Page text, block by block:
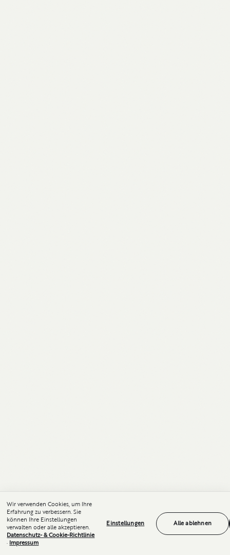
Wir verwenden Cookies, um Ihre
Erfahrung zu verbessern. Sie
können Ihre Einstellungen
verwalten oder alle akzeptieren.
Datenschutz- & Cookie-Richtlinie
· Impressum
Einstellungen Alle ablehnen